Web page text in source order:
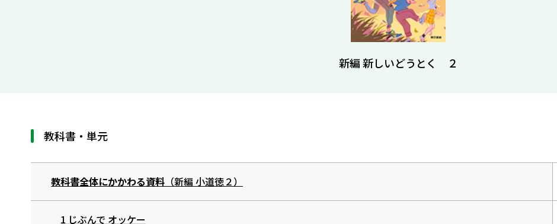
新編 新しいどうとく ２
教科書・単元
教科書全体にかかわる資料 （新編 小道徳２）
1 じぶんで オッケー